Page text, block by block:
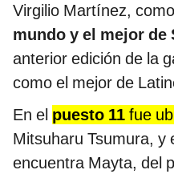
Virgilio Martínez, como
mundo y el mejor de
anterior edición de la
como el mejor de
En el puesto 11 fue
Mitsuharu Tsumura, y
encuentra Mayta, del